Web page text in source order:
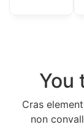
You
Cras
non